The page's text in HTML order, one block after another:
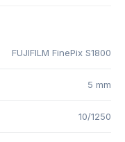
FUJIFILM FinePix S1800
5 mm
10/1250